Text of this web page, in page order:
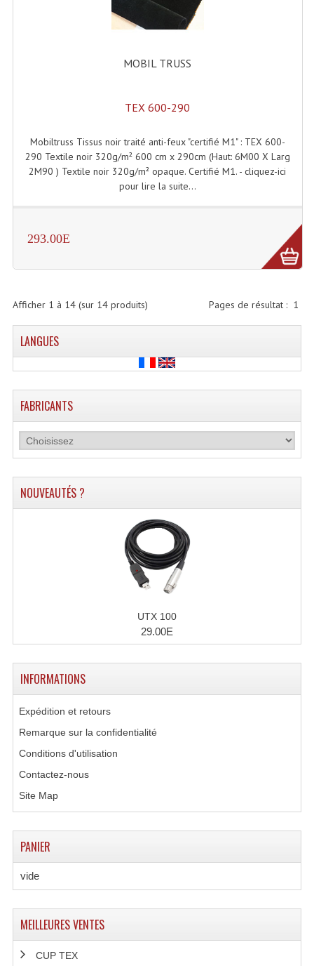
Angles Structure SC150
Angles Structure Triodéco
Cercle Monotube
Cercle Struct Carrée 290
Embases Pour Structure
Monotubes Et Angles 50mm
Pendrillon Et Ossature
Pieds De Levage
Ponts - Portiques
Praticable Et Accessoires
Structure Et Angles Quatro Deco
Structures
Structures Carrées
Structures, Angles Sd150
Flight Case Plasma Et Écran LCD
Flight Case Régie
Malle Flight Multi-Usage
Meubles DJ
MOBIL TRUSS
TEX 600-290
Mobiltruss Tissus noir traité anti-feux "certifié M1" : TEX 600-
290 Textile noir 320g/m² 600 cm x 290cm (Haut: 6M00 X Larg
2M90 ) Textile noir 320g/m² opaque. Certifié M1. - cliquez-ici
pour lire la suite...
293.00E
Pages de résultat : 1
Afficher 1 à 14(sur 14produits)
LANGUES
FABRICANTS
NOUVEAUTÉS ?
UTX 100
29.00E
INFORMATIONS
Expédition et retours
Remarque sur la confidentialité
Conditions d'utilisation
Contactez-nous
Site Map
PANIER
vide
MEILLEURES VENTES
CUP TEX